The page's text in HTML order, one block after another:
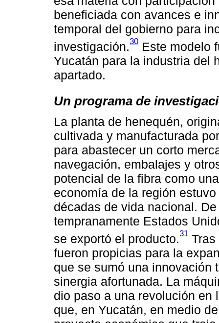
beneficiada con avances e
temporal del gobierno para
investigación.30 Este modelo
Yucatán para la industria del
apartado.
Un programa de
La planta de henequén,
cultivada y manufacturada
para abastecer un corto
navegación, embalajes y
potencial de la fibra como
economía de la región
décadas de vida nacional.
tempranamente Estados
se exportó el producto.31
fueron propicias para la
que se sumó una innovación
sinergia afortunada. La
dio paso a una revolución en
que, en Yucatán, en medio